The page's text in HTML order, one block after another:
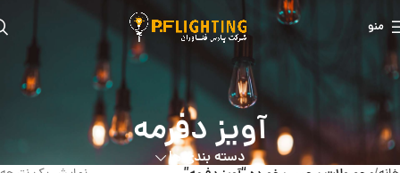
منو
آویز دفرمه
دسته بندی ها